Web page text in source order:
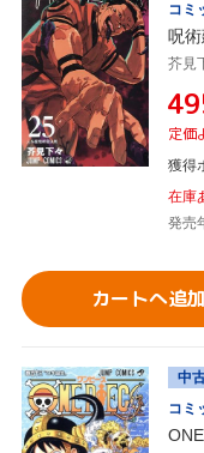
コミ
呪
芥見
定価
獲得
在庫
発売
カートへ追加
中
コミ